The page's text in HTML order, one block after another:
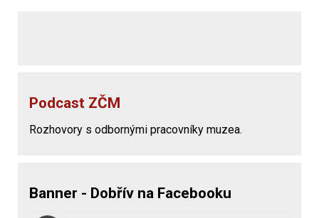
Podcast ZČM
Rozhovory s odbornými pracovníky muzea.
Banner - Dobřív na Facebooku